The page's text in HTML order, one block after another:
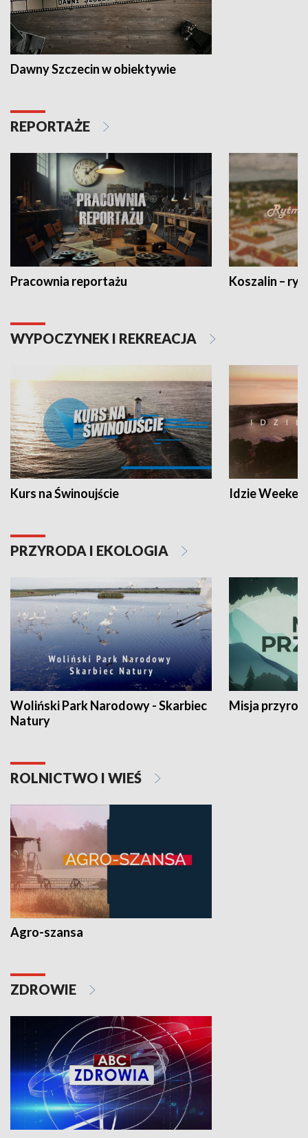
Dawny Szczecin w obiektywie
REPORTAŻE
Pracownia reportażu Koszalin –
WYPOCZYNEK I REKREACJA
Kurs na Świnoujście Idzie
PRZYRODA I EKOLOGIA
Woliński Park Narodowy - Skarbiec
Natury
Misja
ROLNICTWO I WIEŚ
Agro-szansa
ZDROWIE